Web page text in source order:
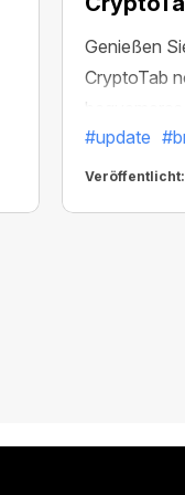
Genießen
CryptoTab
#update
Veröffentlicht: